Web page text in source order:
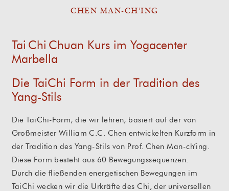
CHEN MAN-CH’ING
Tai Chi Chuan Kurs im Yogacenter
Marbella
Die TaiChi Form in der Tradition des
Yang-Stils
Die TaiChi-Form, die wir lehren, basiert auf der von
Großmeister William C.C. Chen entwickelten Kurzform in
der Tradition des Yang-Stils von Prof. Chen Man-ch’ing.
Diese Form besteht aus 60 Bewegungssequenzen.
Durch die fließenden energetischen Bewegungen im
TaiChi wecken wir die Urkräfte des Chi, der universellen